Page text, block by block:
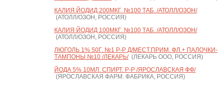
КАЛИЯ ЙОДИД 200МКГ. №100 ТАБ. /АТОЛЛ/ОЗОН/
(АТОЛЛ/ОЗОН, РОССИЯ)
КАЛИЯ ЙОДИД 100МКГ. №100 ТАБ. /АТОЛЛ/ОЗОН/
(АТОЛЛ/ОЗОН, РОССИЯ)
ЛЮГОЛЬ 1% 50Г. №1 Р-Р Д/МЕСТ.ПРИМ. ФЛ.+ ПАЛОЧКИ-
ТАМПОНЫ №10 /ЛЕКАРЬ/(ЛЕКАРЬ ООО, РОССИЯ)
ЙОДА 5% 10МЛ. СПИРТ. Р-Р /ЯРОСЛАВСКАЯ ФФ/
(ЯРОСЛАВСКАЯ ФАРМ. ФАБРИКА, РОССИЯ)